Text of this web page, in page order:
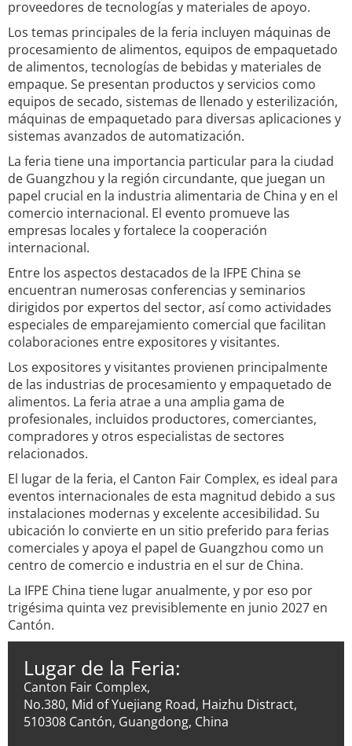
proveedores de tecnologías y materiales de apoyo.
Los temas principales de la feria incluyen máquinas de
procesamiento de alimentos, equipos de empaquetado
de alimentos, tecnologías de bebidas y materiales de
empaque. Se presentan productos y servicios como
equipos de secado, sistemas de llenado y esterilización,
máquinas de empaquetado para diversas aplicaciones y
sistemas avanzados de automatización.
La feria tiene una importancia particular para la ciudad
de Guangzhou y la región circundante, que juegan un
papel crucial en la industria alimentaria de China y en el
comercio internacional. El evento promueve las
empresas locales y fortalece la cooperación
internacional.
Entre los aspectos destacados de la IFPE China se
encuentran numerosas conferencias y seminarios
dirigidos por expertos del sector, así como actividades
especiales de emparejamiento comercial que facilitan
colaboraciones entre expositores y visitantes.
Los expositores y visitantes provienen principalmente
de las industrias de procesamiento y empaquetado de
alimentos. La feria atrae a una amplia gama de
profesionales, incluidos productores, comerciantes,
compradores y otros especialistas de sectores
relacionados.
El lugar de la feria, el Canton Fair Complex, es ideal para
eventos internacionales de esta magnitud debido a sus
instalaciones modernas y excelente accesibilidad. Su
ubicación lo convierte en un sitio preferido para ferias
comerciales y apoya el papel de Guangzhou como un
centro de comercio e industria en el sur de China.
La IFPE China tiene lugar anualmente, y por eso por
trigésima quinta vez previsiblemente en junio 2027 en
Cantón.
Lugar de la Feria:
Canton Fair Complex,
No.380, Mid of Yuejiang Road, Haizhu Distract,
510308 Cantón, Guangdong, China